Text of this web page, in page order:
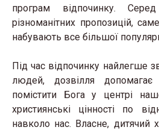
програм відпочинку.
різноманітних пропозицій,
набувають все більшої
Під час відпочинку найлегше
людей, дозвілля допомагає
помістити Бога у центрі
християнські цінності по
навколо нас. Власне, дитячий